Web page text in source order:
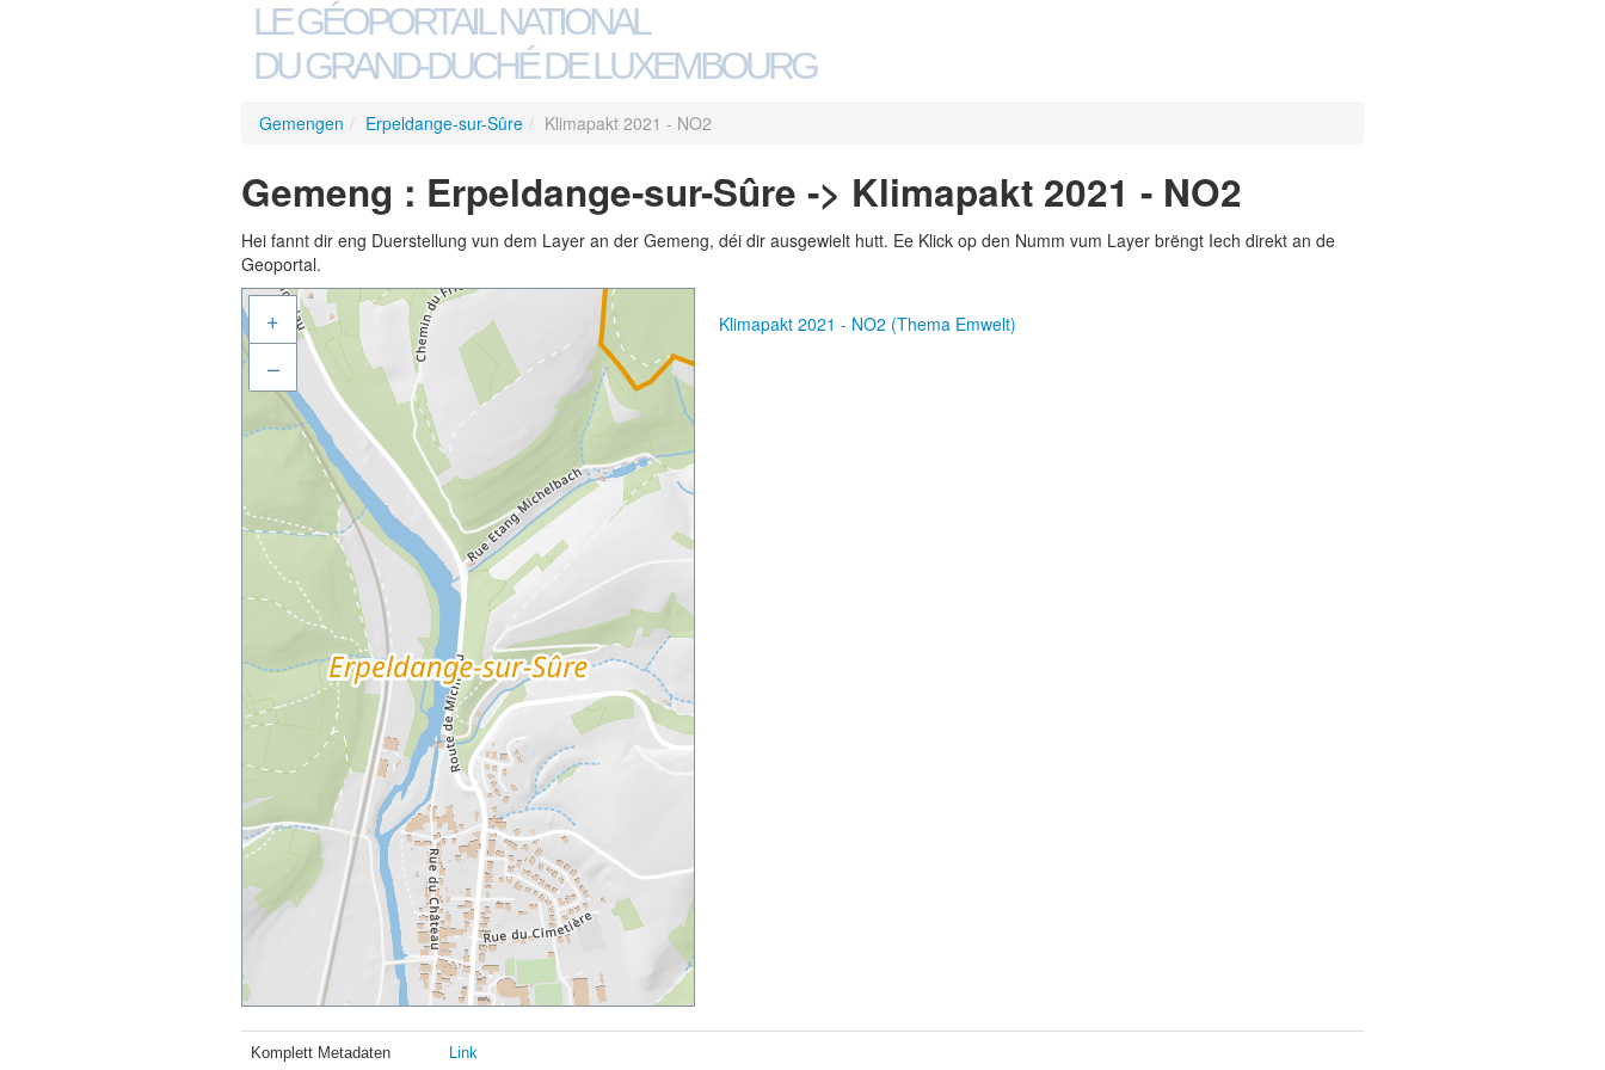
LE GÉOPORTAIL NATIONAL
DU GRAND-DUCHÉ DE LUXEMBOURG
Gemengen / Erpeldange-sur-Sûre / Klimapakt 2021 - NO2
Gemeng : Erpeldange-sur-Sûre -> Klimapakt 2021 - NO2
Hei fannt dir eng Duerstellung vun dem Layer an der Gemeng, déi dir ausgewielt hutt. Ee Klick op den Numm vum Layer brëngt Iech direkt an de
Geoportal.
+
–
Klimapakt 2021 - NO2 (Thema Emwelt)
Komplett Metadaten Link